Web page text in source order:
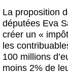
La proposition
députées Eva
créer un «
les
100 millions
moins 2% de